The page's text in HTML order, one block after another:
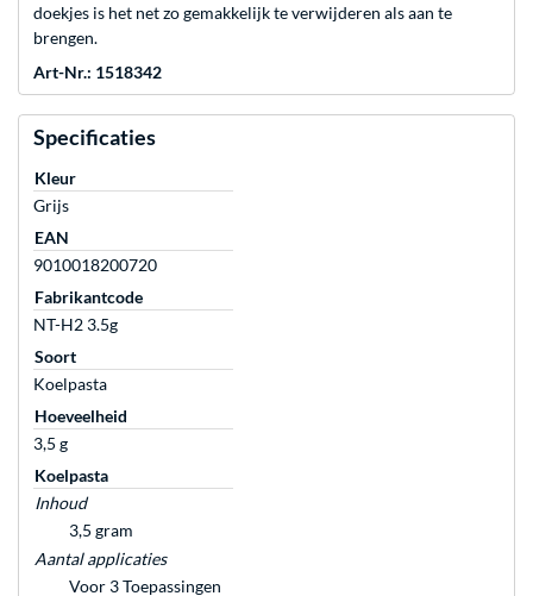
doekjes is het net zo gemakkelijk te verwijderen als aan te
brengen.
Art-Nr.: 1518342
Specificaties
Kleur
Grijs
EAN
9010018200720
Fabrikantcode
NT-H2 3.5g
Soort
Koelpasta
Hoeveelheid
3,5 g
Koelpasta
Inhoud
3,5 gram
Aantal applicaties
Voor 3 Toepassingen